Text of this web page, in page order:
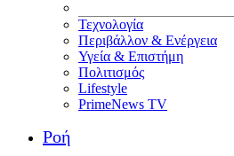
Τεχνολογία
Περιβάλλον & Ενέργεια
Υγεία & Επιστήμη
Πολιτισμός
Lifestyle
PrimeNews TV
Ροή